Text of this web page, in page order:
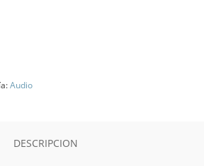
Audio
DESCRIPCION